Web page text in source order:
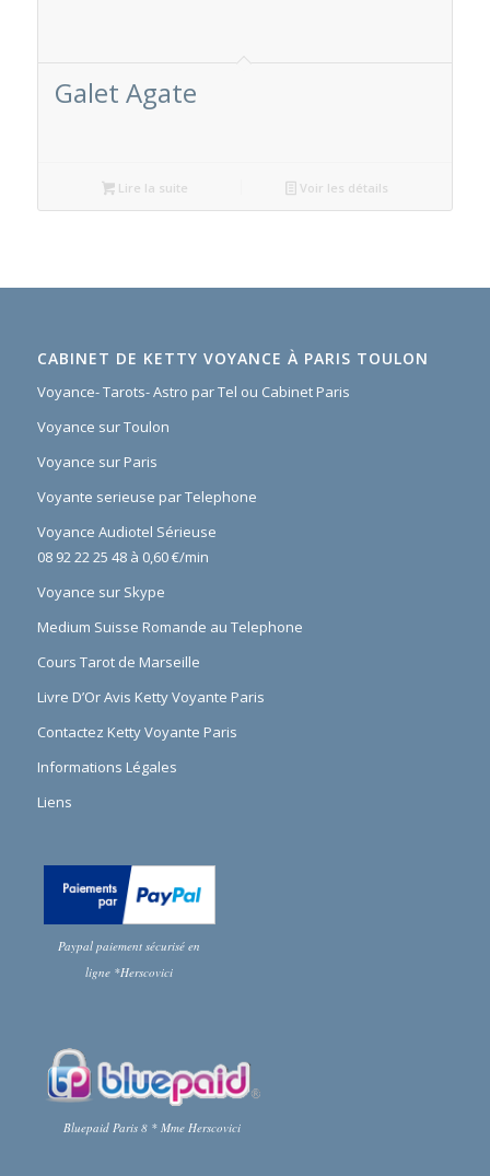
Galet Agate
Lire la suite Voir les détails
CABINET DE KETTY VOYANCE À PARIS TOULON
Voyance- Tarots- Astro par Tel ou Cabinet Paris
Voyance sur Toulon
Voyance sur Paris
Voyante serieuse par Telephone
Voyance Audiotel Sérieuse
08 92 22 25 48 à 0,60 €/min
Voyance sur Skype
Medium Suisse Romande au Telephone
Cours Tarot de Marseille
Livre D’Or Avis Ketty Voyante Paris
Contactez Ketty Voyante Paris
Informations Légales
Liens
Paypal paiement sécurisé en
ligne *Herscovici
Bluepaid Paris 8 * Mme Herscovici